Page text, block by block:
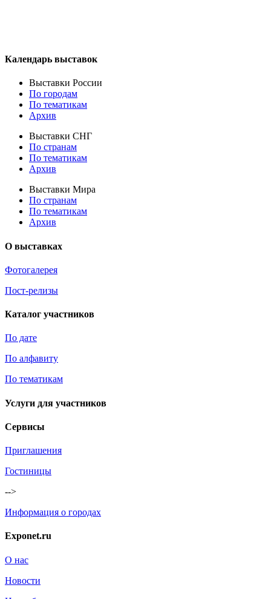
Календарь выставок
Выставки России
По городам
По тематикам
Архив
Выставки СНГ
По странам
По тематикам
Архив
Выставки Мира
По странам
По тематикам
Архив
О выставках
Фотогалерея
Пост-релизы
Каталог участников
По дате
По алфавиту
По тематикам
Услуги для участников
Сервисы
Приглашения
Гостиницы
-->
Информация о городах
Exponet.ru
О нас
Новости